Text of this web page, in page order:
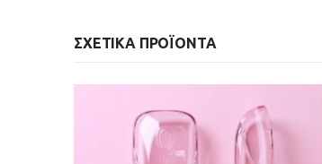
ΣΧΕΤΙΚΆ ΠΡΟΪΌΝΤΑ